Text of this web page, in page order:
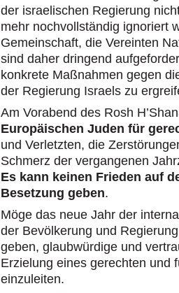
der israelischen Regierung
mehr nochvollständig ignoriert
Gemeinschaft, die Vereinten
sind daher dringend
konkrete Maßnahmen gegen
der Regierung Israels zu
Am Vorabend des Rosh H’S
Europäischen Juden für
und Verletzten, die
Schmerz der vergangenen
Es kann keinen Frieden auf
Besetzung geben.
Möge das neue Jahr der
der Bevölkerung und
geben, glaubwürdige und
Erzielung eines gerechten und
einzuleiten.